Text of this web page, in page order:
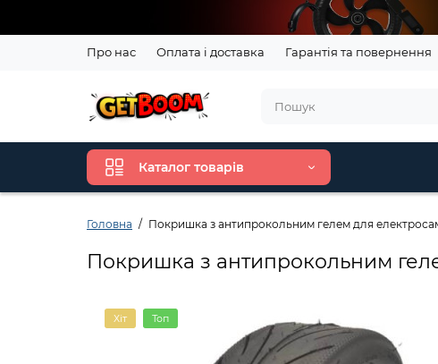
Про нас Оплата і доставка Гарантія та повернення
Каталог товарів
Головна Покришка з антипрокольним гелем для
Покришка з антипрокольним
Хіт Топ